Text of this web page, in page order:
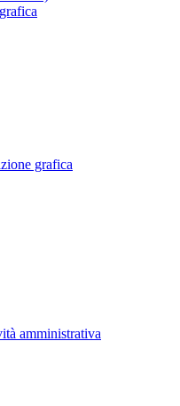
grafica
amministrativa